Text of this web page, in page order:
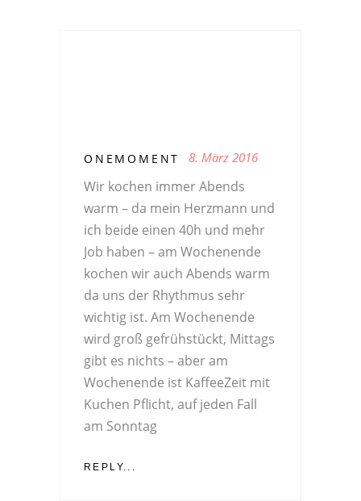
ONEMOMENT 8. März 2016
Wir kochen immer Abends
warm – da mein Herzmann und
ich beide einen 40h und mehr
Job haben – am Wochenende
kochen wir auch Abends warm
da uns der Rhythmus sehr
wichtig ist. Am Wochenende
wird groß gefrühstückt, Mittags
gibt es nichts – aber am
Wochenende ist KaffeeZeit mit
Kuchen Pflicht, auf jeden Fall
am Sonntag
REPLY...